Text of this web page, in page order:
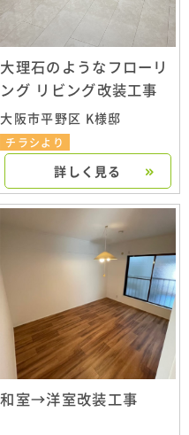
大理石のようなフローリ
ング リビング改装工事
大阪市平野区 K様邸
チラシより
詳しく見る
和室→洋室改装工事